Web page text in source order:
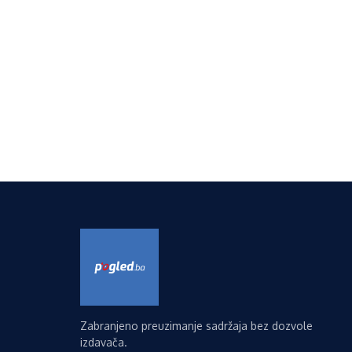
Zabranjeno preuzimanje sadržaja bez dozvole
izdavača.